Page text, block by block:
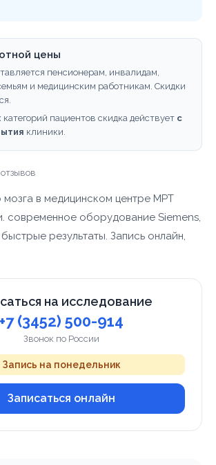
цены
пенсионерам, инвалидам,
и медицинским работникам. Скидки
пациентов скидка действует с
клиники.
мозга в медицинском центре МРТ
современное оборудование Siemens,
результаты. Запись онлайн,
на исследование
+7 (3452) 500-914
Звонок по России
Запись на понедельник
Записаться онлайн